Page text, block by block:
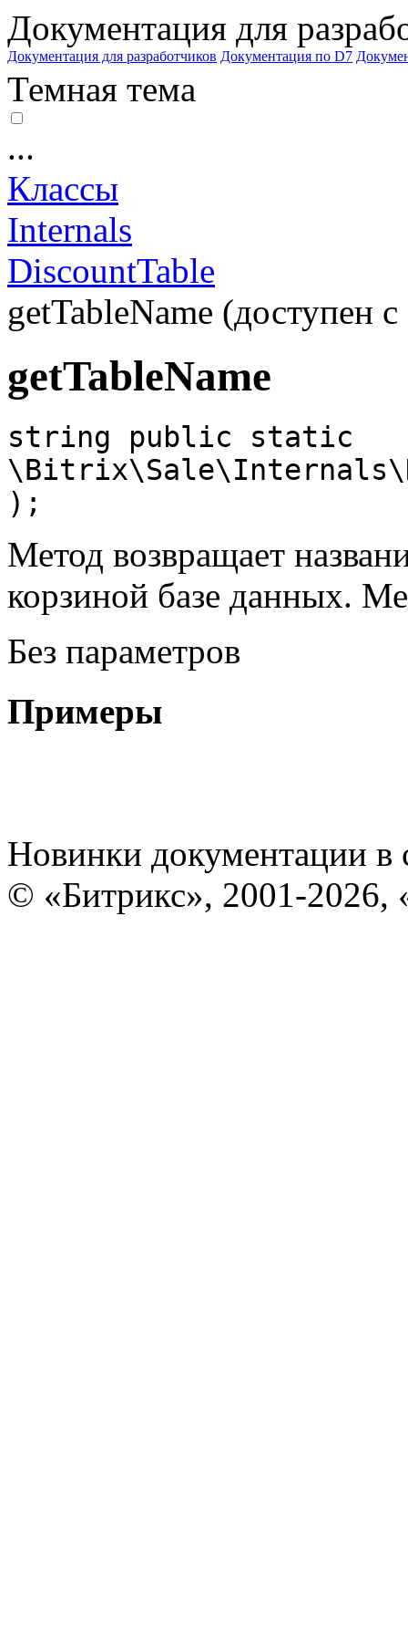
Документация для
Документация для разработчиков Документация по D7
Темная тема
...
Классы
Internals
DiscountTable
getTableName (доступен
getTableName
string public static
);
Метод возвращает
корзиной базе данных.
Без параметров
Примеры
Новинки документации в
© «Битрикс», 2001-2026,